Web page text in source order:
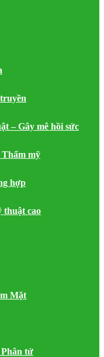
– Gây mê hồi sức
mỹ
hợp
thuật cao
Mặt
tử